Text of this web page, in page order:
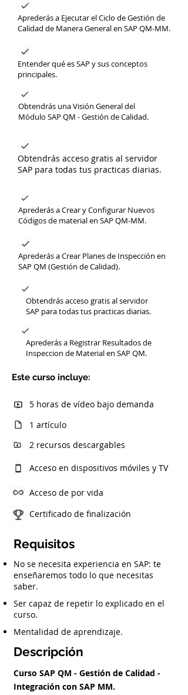
Aprederás a Ejecutar el Ciclo de Gestión de
Calidad de Manera General en SAP QM-MM.
Entender qué es SAP y sus conceptos
principales.
Obtendrás una Visión General del
Módulo SAP QM - Gestión de Calidad.
Obtendrás acceso gratis al servidor
SAP para todas tus practicas diarias.
Aprederás a Crear y Configurar Nuevos
Códigos de material en SAP QM-MM.
Aprederás a Crear Planes de Inspección en
SAP QM (Gestión de Calidad).
Obtendrás acceso gratis al servidor
SAP para todas tus practicas diarias.
Aprederás a Registrar Resultados de
Inspeccion de Material en SAP QM.
Este curso incluye:
5 horas de vídeo bajo demanda
1 artículo
2 recursos descargables
Acceso en dispositivos móviles y TV
Acceso de por vida
Certificado de finalización
Requisitos
No se necesita experiencia en SAP: te
enseñaremos todo lo que necesitas
saber.
Ser capaz de repetir lo explicado en el
curso.
Mentalidad de aprendizaje.
Descripción
Curso SAP QM - Gestión de Calidad -
Integración con SAP MM.